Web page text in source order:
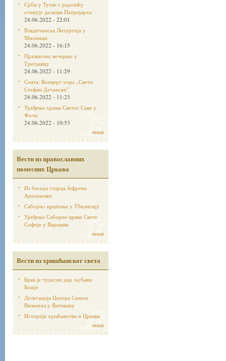
Срби у Тузли с радошћу
очекују долазак Патријарха
24.06.2022 - 22:01
Владичанска Литургија у
Мионици
24.06.2022 - 16:15
Празнично вечерње у
Трескавцу
24.06.2022 - 11:29
Сента: Концерт хора „Свети
Стефан Дечанскиˮ
24.06.2022 - 11:23
Уређење храма Светог Саве у
Фочи
24.06.2022 - 10:53
више
Вести из православних
помесних Цркава
Из беседа старца Јефрема
Аризонског
Саборно крштење у Тбилисију
Уређење Саборне цркве Свете
Софије у Варшави
више
Вести из хришћанског света
Брак је чудесни дар љубави
Божје
Делегација Центра Симон
Визентал у Ватикану
Историја хршћанства и Цркава
више